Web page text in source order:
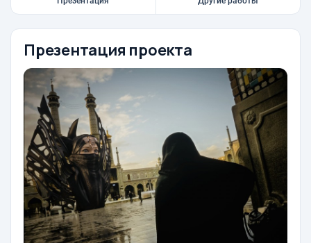
Презентация проекта